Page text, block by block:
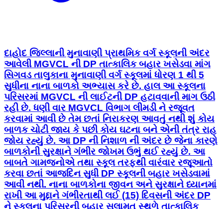
દાહોદ જિલ્લાની મુનાવાણી પ્રાથમિક વર્ગ સ્કૂલની અંદર
આવેલી MGVCL ની DP તાત્કાલિક બહાર ખસેડવા માંગ
સિગવડ તાલુકાના મુનાવાણી વર્ગ સ્કૂલમાં ધોરણ 1 થી 5
સુધીના નાના બાળકો અભ્યાસ કરે છે. હાલ આ સ્કૂલના
પરિસરમાં MGVCL ની લાઈટની DP હટાવવાની માગ ઉઠી
રહી છે. ધણી વાર MGVCL વિભાગ લીમડી ને રજૂવત
કરવામાં આવી છે તેમ છતાં નિરાકરણ આવતું નથી શું કોય
બાળક ચોટી જાય કે પછી કોય ઘટના બને એની તંત્ર રાહ
જોય રહ્યું છે. આ DP ની નિશાળ ની અંદર છે જેના કારણે
બાળકોની સુરક્ષાને ગંભીર જોખમ ઉભું થઈ રહ્યું છે. આ
બાબતે ગામજનોએ તથા સ્કૂલ તરફથી વારંવાર રજૂઆતો
કરવા છતાં આજદિન સુધી DP સ્કૂલની બહાર ખસેડવામાં
આવી નથી. નાના બાળકોના જીવન અને સુરક્ષાને ધ્યાનમાં
રાખી આ મુદ્દાને ગંભીરતાથી લઈ (15) દિવસની અંદર DP
ને સ્કૂલના પરિસરની બહાર સલામત સ્થળે તાત્કાલિક